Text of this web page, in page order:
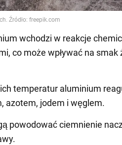
wchodzi w reakcje
co może wpływać na smak
temperatur aluminium
azotem, jodem i węglem.
powodować ciemnienie